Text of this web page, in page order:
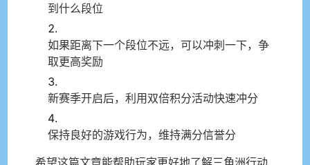
到什么段位
如果距离下一个段位不远，可以冲刺一下，争
取更高奖励
新赛季开启后，利用双倍积分活动快速冲分
保持良好的游戏行为，维持满分信誉分
希望这篇文章能帮助玩家更好地了解三角洲行动